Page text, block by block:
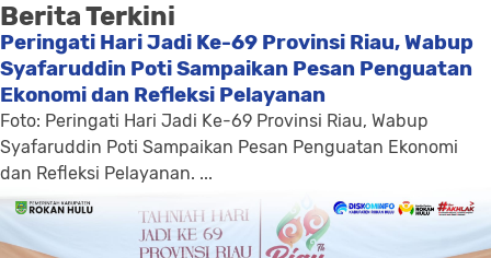
Berita Terkini
Peringati Hari Jadi Ke-69 Provinsi Riau, Wabup
Syafaruddin Poti Sampaikan Pesan Penguatan
Ekonomi dan Refleksi Pelayanan
Foto: Peringati Hari Jadi Ke-69 Provinsi Riau, Wabup
Syafaruddin Poti Sampaikan Pesan Penguatan Ekonomi
dan Refleksi Pelayanan. ...